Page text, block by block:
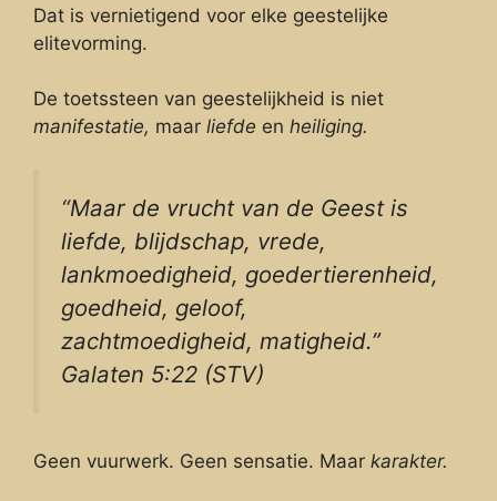
Dat is vernietigend voor elke geestelijke
elitevorming.
De toetssteen van geestelijkheid is niet
manifestatie, maar liefde en heiliging.
“Maar de vrucht van de Geest is
liefde, blijdschap, vrede,
lankmoedigheid, goedertierenheid,
goedheid, geloof,
zachtmoedigheid, matigheid.”
Galaten 5:22 (STV)
Geen vuurwerk. Geen sensatie. Maar karakter.